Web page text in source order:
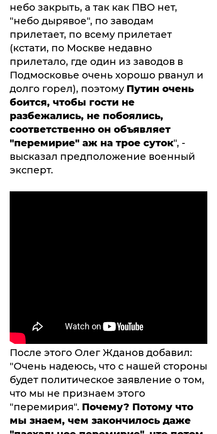
небо закрыть, а так как ПВО нет,
"небо дырявое", по заводам
прилетает, по всему прилетает
(кстати, по Москве недавно
прилетало, где один из заводов в
Подмосковье очень хорошо рванул и
долго горел), поэтому Путин очень
боится, чтобы гости не
разбежались, не побоялись,
соответственно он объявляет
"перемирие" аж на трое суток", -
высказал предположение военный
эксперт.
После этого Олег Жданов добавил:
"Очень надеюсь, что с нашей стороны
будет политическое заявление о том,
что мы не признаем этого
"перемирия". Почему? Потому что
мы знаем, чем закончилось даже